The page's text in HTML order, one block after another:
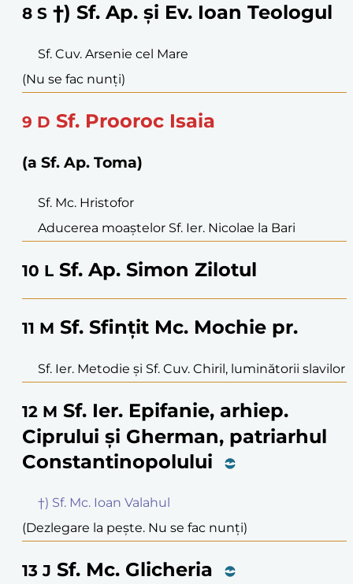
8 S †) Sf. Ap. și Ev. Ioan Teologul
Sf. Cuv. Arsenie cel Mare
(Nu se fac nunți)
9 D Sf. Prooroc Isaia
(a Sf. Ap. Toma)
Sf. Mc. Hristofor
Aducerea moaștelor Sf. Ier. Nicolae la Bari
10 L Sf. Ap. Simon Zilotul
11 M Sf. Sfințit Mc. Mochie pr.
Sf. Ier. Metodie și Sf. Cuv. Chiril, luminătorii slavilor
12 M Sf. Ier. Epifanie, arhiep.
Ciprului și Gherman, patriarhul
Constantinopolului
†) Sf. Mc. Ioan Valahul
(Dezlegare la pește. Nu se fac nunți)
13 J Sf. Mc. Glicheria